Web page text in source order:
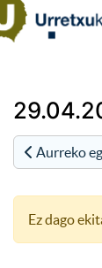
Aurreko
Ez dago